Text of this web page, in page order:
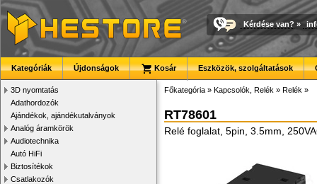
Kérdése van? »
Kategóriák Újdonságok Kosár Eszközök, szolgáltatások
3D nyomtatás
Adathordozók
Ajándékok, ajándékutalványok
Analóg áramkörök
Audiotechnika
Autó HiFi
Biztosítékok
Csatlakozók
Főkategória » Kapcsolók, Relék » Relék »
RT78601
Relé foglalat, 5pin, 3.5mm,